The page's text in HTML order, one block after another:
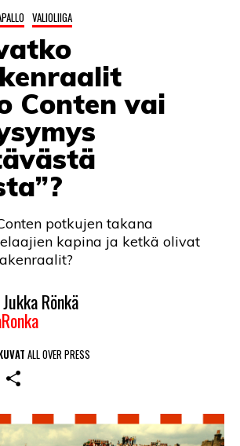
VALIOLIIGA
Conten vai
potkujen takana
kapina ja ketkä olivat
Jukka Rönkä
ALL OVER PRESS
Email